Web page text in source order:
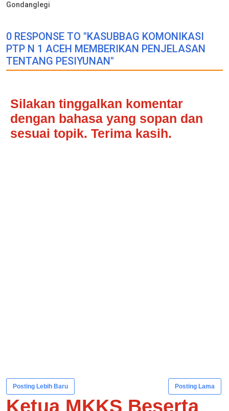
Gondanglegi
0 RESPONSE TO "KASUBBAG KOMONIKASI
PTP N 1 ACEH MEMBERIKAN PENJELASAN
TENTANG PESIYUNAN"
Silakan tinggalkan komentar
dengan bahasa yang sopan dan
sesuai topik. Terima kasih.
Posting Lebih Baru Posting Lama
Ketua MKKS Beserta